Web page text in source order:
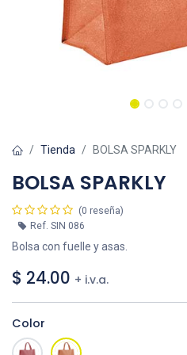
Tienda BOLSA SPARKLY
BOLSA SPARKLY
(0 reseña)
Ref. SIN 086
Bolsa con fuelle y asas.
$ 24.00 + i.v.a.
Color